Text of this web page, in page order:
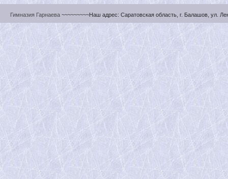
Гимназия Гарнаева ~~~~~~~~~Наш адрес: Саратовская область, г. Балашов, ул.